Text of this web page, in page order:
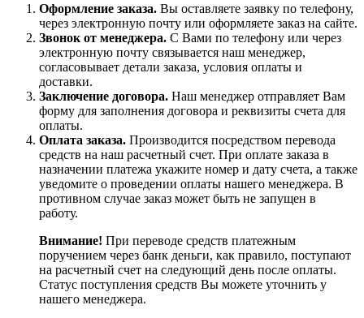
Оформление заказа. Вы оставляете заявку по телефону,
через электронную почту или оформляете заказ на сайте.
Звонок от менеджера. С Вами по телефону или через
электронную почту связывается наш менеджер,
согласовывает детали заказа, условия оплаты и
доставки.
Заключение договора. Наш менеджер отправляет Вам
форму для заполнения договора и реквизиты счета для
оплаты.
Оплата заказа. Производится посредством перевода
средств на наш расчетный счет. При оплате заказа в
назначении платежа укажите номер и дату счета, а также
уведомите о проведении оплаты нашего менеджера. В
противном случае заказ может быть не запущен в
работу.
Внимание! При переводе средств платежным
поручением через банк деньги, как правило, поступают
на расчетный счет на следующий день после оплаты.
Статус поступления средств Вы можете уточнить у
нашего менеджера.